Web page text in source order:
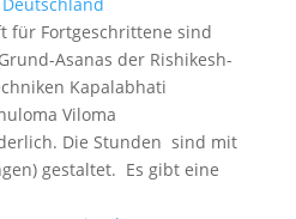
für Fortgeschrittene sind
Asanas der Rishikesh-
Kapalabhati
Viloma
Die Stunden sind mit
gestaltet. Es gibt eine